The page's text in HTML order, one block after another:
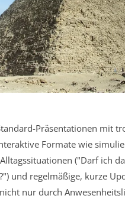
Präsentationen mit
Formate wie
("Darf ich
und regelmäßige, kurze
nur durch